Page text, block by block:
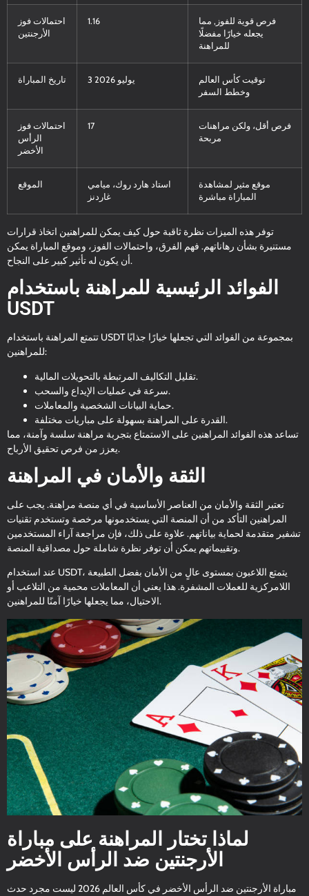
احتمالات فوز
الأرجنتين
1.16
فرص قوية للفوز, مما
يجعله خيارًا مفضلًا
للمراهنة
تاريخ المباراة 3 يوليو 2026
توقيت كأس العالم
وخطط السفر
احتمالات فوز
الرأس
الأخضر
17
فرص أقل، ولكن مراهنات
مربحة
الموقع
استاد هارد روك، ميامي
غاردنز
موقع مثير لمشاهدة
المباراة مباشرة
توفر هذه الميزات نظرة ثاقبة حول كيف يمكن للمراهنين اتخاذ قرارات
مستنيرة بشأن رهاناتهم. فهم الفرق، واحتمالات الفوز، وموقع المباراة يمكن
أن يكون له تأثير كبير على النجاح.
الفوائد الرئيسية للمراهنة باستخدام
USDT
تتمتع المراهنة باستخدام USDT بمجموعة من الفوائد التي تجعلها خيارًا جذابًا
للمراهنين:
تقليل التكاليف المرتبطة بالتحويلات المالية.
سرعة في عمليات الإيداع والسحب.
حماية البيانات الشخصية والمعاملات.
القدرة على المراهنة بسهولة على مباريات مختلفة.
تساعد هذه الفوائد المراهنين على الاستمتاع بتجربة مراهنة سلسة وآمنة، مما
يعزز من فرص تحقيق الأرباح.
الثقة والأمان في المراهنة
تعتبر الثقة والأمان من العناصر الأساسية في أي منصة مراهنة. يجب على
المراهنين التأكد من أن المنصة التي يستخدمونها مرخصة وتستخدم تقنيات
تشفير متقدمة لحماية بياناتهم. علاوة على ذلك، فإن مراجعة آراء المستخدمين
وتقييماتهم يمكن أن توفر نظرة شاملة حول مصداقية المنصة.
عند استخدام USDT، يتمتع اللاعبون بمستوى عالٍ من الأمان بفضل الطبيعة
اللامركزية للعملات المشفرة. هذا يعني أن المعاملات محمية من التلاعب أو
الاحتيال، مما يجعلها خيارًا آمنًا للمراهنين.
لماذا تختار المراهنة على مباراة
الأرجنتين ضد الرأس الأخضر
مباراة الأرجنتين ضد الرأس الأخضر في كأس العالم 2026 ليست مجرد حدث